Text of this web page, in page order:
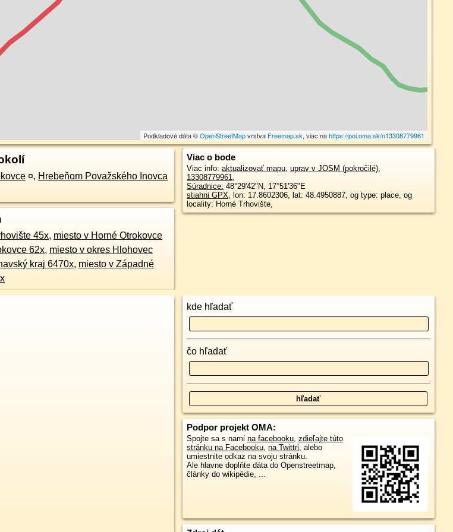
Podkladové dáta ©OpenStreetMapvrstva Freemap.sk, viac nahttps://poi.oma.sk/n13308779961
¤, Hrebeňom Považského Inovca
45x, miesto v Horné Otrokovce
62x, miesto v okres Hlohovec
kraj 6470x, miesto v Západné
Viac o bode
Viac info: aktualizovať mapu, uprav v JOSM (pokročilé),
13308779961,
Súradnice: 48°29'42"N, 17°51'36"E
stiahni GPX, lon: 17.8602306, lat: 48.4950887, og type: place, og
locality: Horné Trhovište,
kde hľadať
čo hľadať
Podpor projekt OMA:
Spojte sa s nami na facebooku, zdieľajte túto
stránku na Facebooku, na Twittri, alebo
umiestnite odkaz na svoju stránku.
Ale hlavne doplňte dáta do Openstreetmap,
články do wikipédie, ...